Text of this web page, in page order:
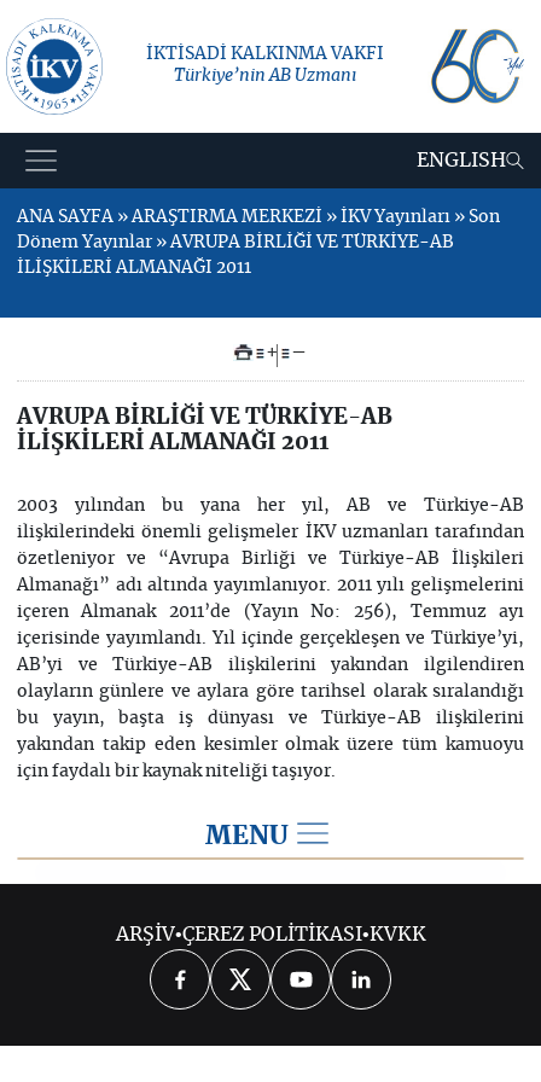
İKTİSADİ KALKINMA VAKFI
Türkiye’nin AB Uzmanı
ENGLISH
ANA SAYFA » ARAŞTIRMA MERKEZİ » İKV Yayınları » Son
Dönem Yayınlar » AVRUPA BİRLİĞİ VE TÜRKİYE-AB
İLİŞKİLERİ ALMANAĞI 2011
+ –
AVRUPA BİRLİĞİ VE TÜRKİYE-AB
İLİŞKİLERİ ALMANAĞI 2011
2003 yılından bu yana her yıl, AB ve Türkiye-AB
ilişkilerindeki önemli gelişmeler İKV uzmanları tarafından
özetleniyor ve “Avrupa Birliği ve Türkiye-AB İlişkileri
Almanağı” adı altında yayımlanıyor. 2011 yılı gelişmelerini
içeren Almanak 2011’de (Yayın No: 256), Temmuz ayı
içerisinde yayımlandı. Yıl içinde gerçekleşen ve Türkiye’yi,
AB’yi ve Türkiye-AB ilişkilerini yakından ilgilendiren
olayların günlere ve aylara göre tarihsel olarak sıralandığı
bu yayın, başta iş dünyası ve Türkiye-AB ilişkilerini
yakından takip eden kesimler olmak üzere tüm kamuoyu
için faydalı bir kaynak niteliği taşıyor.
MENU
SORULARLA AB POLİTİKALARI VE
ARŞİV•ÇEREZ POLİTİKASI•KVKK